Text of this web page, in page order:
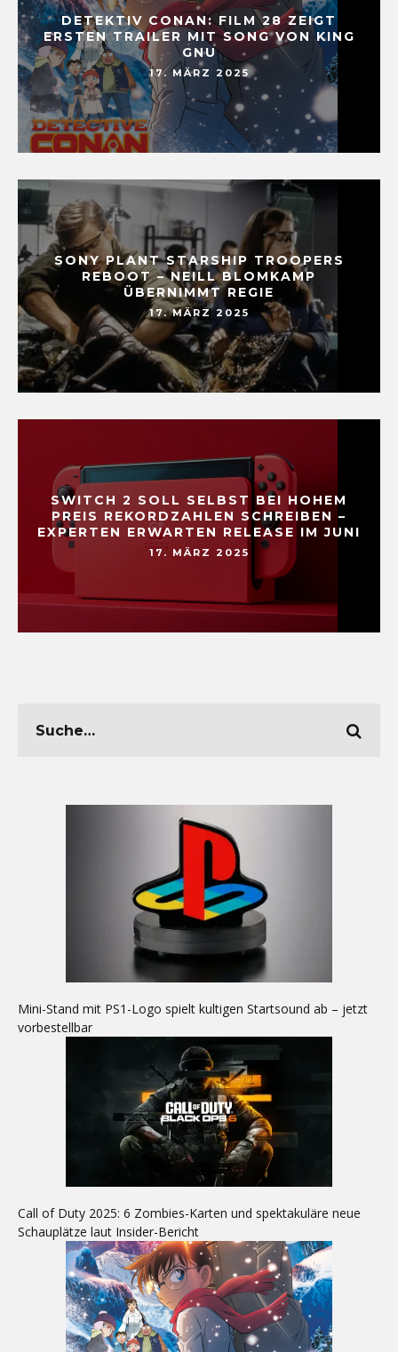
DETEKTIV CONAN: FILM 28 ZEIGT
ERSTEN TRAILER MIT SONG VON KING
GNU
17. MÄRZ 2025
SONY PLANT STARSHIP TROOPERS
REBOOT – NEILL BLOMKAMP
ÜBERNIMMT REGIE
17. MÄRZ 2025
SWITCH 2 SOLL SELBST BEI HOHEM
PREIS REKORDZAHLEN SCHREIBEN –
EXPERTEN ERWARTEN RELEASE IM JUNI
17. MÄRZ 2025
Mini-Stand mit PS1-Logo spielt kultigen Startsound ab – jetzt
vorbestellbar
Call of Duty 2025: 6 Zombies-Karten und spektakuläre neue
Schauplätze laut Insider-Bericht